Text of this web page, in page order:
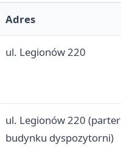
Adres
ul. Legionów 220
ul. Legionów 220 (parter
budynku dyspozytorni)